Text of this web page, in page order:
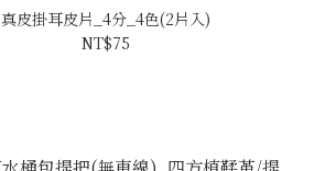
真皮掛耳皮片_4分_4色(2片入)
NT$75